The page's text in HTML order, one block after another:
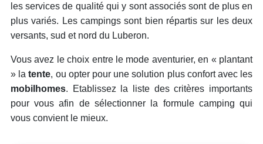
les services de qualité qui y sont associés sont de plus en
plus variés. Les campings sont bien répartis sur les deux
versants, sud et nord du Luberon.
Vous avez le choix entre le mode aventurier, en « plantant
» latente, ou opter pour une solution plus confort avec les
mobilhomes. Etablissez la liste des critères importants
pour vous afin de sélectionner la formule camping qui
vous convient le mieux.